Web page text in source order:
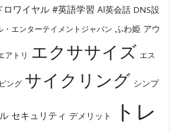
ロワイヤル #英語学習 AI英会話 DNS設
・エンターテイメントジャパン ふわ姫 アウ
アトリ エクササイズ エス
ング サイクリング シンプ
セキュリティ デメリット
トレ